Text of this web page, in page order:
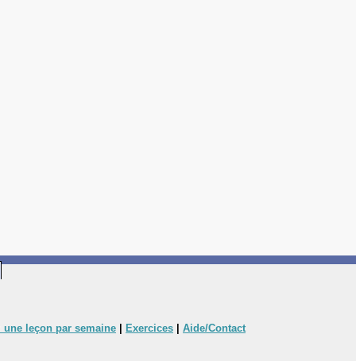
une leçon par semaine Exercices Aide/Contact